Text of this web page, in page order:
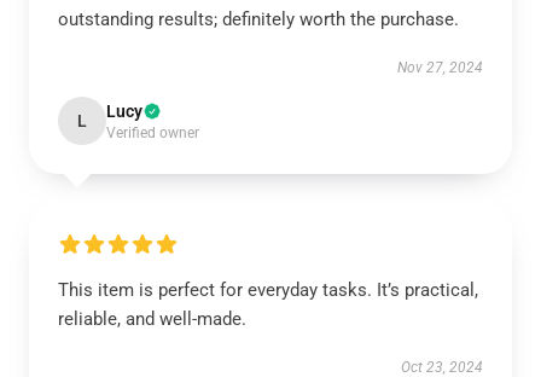
outstanding results; definitely worth the purchase.
Nov 27, 2024
L Lucy
Verified owner
This item is perfect for everyday tasks. It’s practical,
reliable, and well-made.
Oct 23, 2024